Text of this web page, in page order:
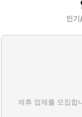
인
제휴 업체를 모집합